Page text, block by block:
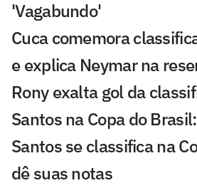
'Vagabundo'
Cuca comemora
e explica Neymar na
Rony exalta gol da
Santos na Copa do
Santos se classifica na
dê suas notas